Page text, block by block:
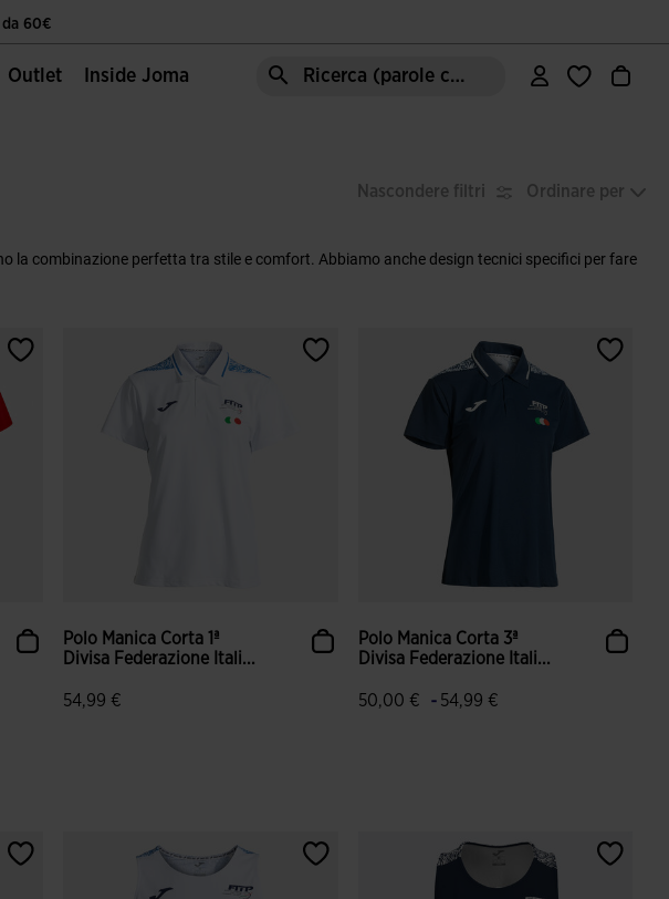
60€
SportOutlet Inside Joma Ricerca (parole chiave, ecc.)
Nascondere filtri Ordinare per
la combinazione perfetta tra stile e comfort. Abbiamo anche design tecnici specifici per fare
Polo Manica Corta 1ª
Divisa Federazione Itali...
54,99 €
Polo Manica Corta 3ª
Divisa Federazione Itali...
50,00 € - 54,99 €